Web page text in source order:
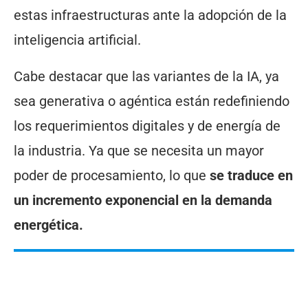
estas infraestructuras ante la adopción de la
inteligencia artificial.
Cabe destacar que las variantes de la IA, ya
sea generativa o agéntica están redefiniendo
los requerimientos digitales y de energía de
la industria. Ya que se necesita un mayor
poder de procesamiento, lo que se traduce en
un incremento exponencial en la demanda
energética.